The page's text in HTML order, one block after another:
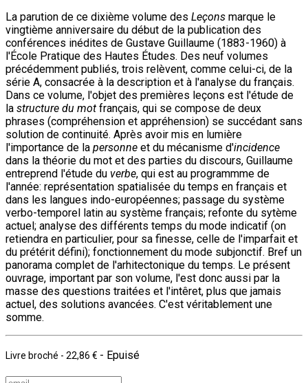
La parution de ce dixième volume des Leçons marque le
vingtième anniversaire du début de la publication des
conférences inédites de Gustave Guillaume (1883-1960) à
l'École Pratique des Hautes Études. Des neuf volumes
précédemment publiés, trois relèvent, comme celui-ci, de la
série A, consacrée à la description et à l'analyse du français.
Dans ce volume, l'objet des premières leçons est l'étude de
la structure du mot français, qui se compose de deux
phrases (compréhension et appréhension) se succédant sans
solution de continuité. Après avoir mis en lumière
l'importance de la personne et du mécanisme d'incidence
dans la théorie du mot et des parties du discours, Guillaume
entreprend l'étude du verbe, qui est au programmme de
l'année: représentation spatialisée du temps en français et
dans les langues indo-européennes; passage du système
verbo-temporel latin au système français; refonte du sytème
actuel; analyse des différents temps du mode indicatif (on
retiendra en particulier, pour sa finesse, celle de l'imparfait et
du prétérit défini); fonctionnement du mode subjonctif. Bref un
panorama complet de l'arhitectonique du temps. Le présent
ouvrage, important par son volume, l'est donc aussi par la
masse des questions traitées et l'intêret, plus que jamais
actuel, des solutions avancées. C'est véritablement une
somme.
Livre broché - 22,86 € - Epuisé